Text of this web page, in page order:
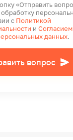
«Отправить
обработку
с Политикой
и
данных.
вопрос